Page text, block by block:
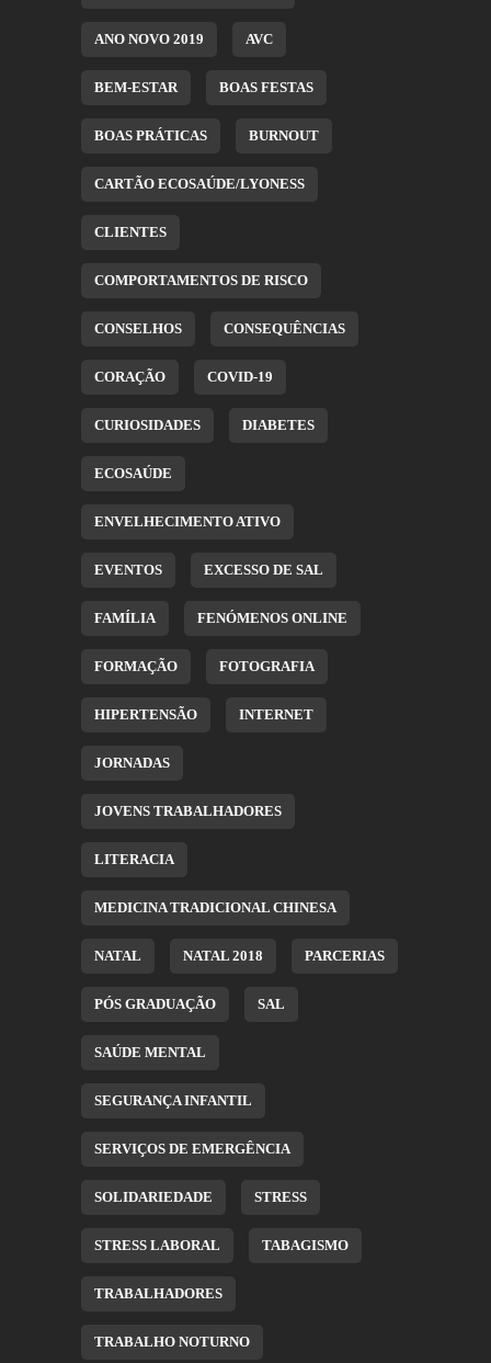
ANO NOVO 2019 AVC
BEM-ESTAR BOAS FESTAS
BOAS PRÁTICAS BURNOUT
CARTÃO ECOSAÚDE/LYONESS
CLIENTES
COMPORTAMENTOS DE RISCO
CONSELHOS CONSEQUÊNCIAS
CORAÇÃO COVID-19
CURIOSIDADES DIABETES
ECOSAÚDE
ENVELHECIMENTO ATIVO
EVENTOS EXCESSO DE SAL
FAMÍLIA FENÓMENOS ONLINE
FORMAÇÃO FOTOGRAFIA
HIPERTENSÃO INTERNET
JORNADAS
JOVENS TRABALHADORES
LITERACIA
MEDICINA TRADICIONAL CHINESA
NATAL NATAL 2018 PARCERIAS
PÓS GRADUAÇÃO SAL
SAÚDE MENTAL
SEGURANÇA INFANTIL
SERVIÇOS DE EMERGÊNCIA
SOLIDARIEDADE STRESS
STRESS LABORAL TABAGISMO
TRABALHADORES
TRABALHO NOTURNO